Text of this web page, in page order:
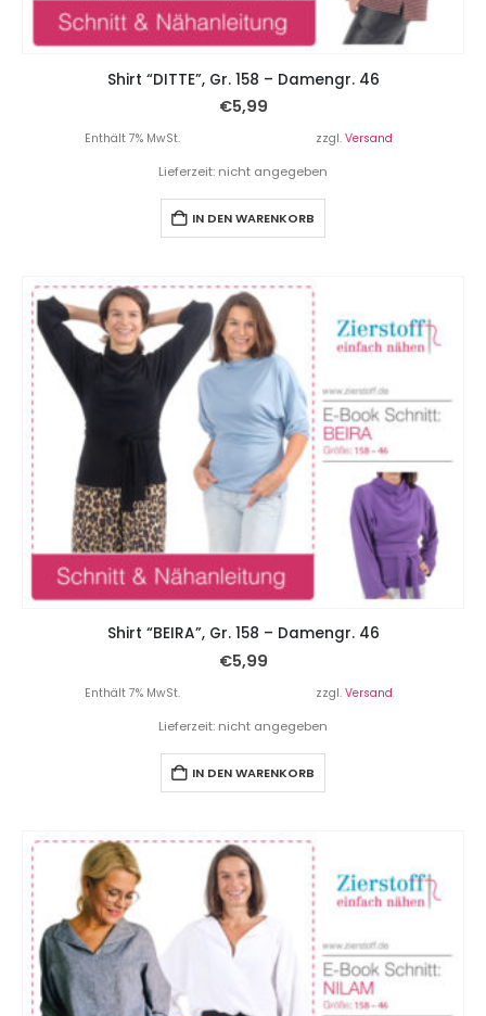
Shirt “DITTE”, Gr. 158 – Damengr. 46
€5,99
Enthält 7% MwSt. zzgl. Versand
Lieferzeit: nicht angegeben
IN DEN WARENKORB
Shirt “BEIRA”, Gr. 158 – Damengr. 46
€5,99
Enthält 7% MwSt. zzgl. Versand
Lieferzeit: nicht angegeben
IN DEN WARENKORB